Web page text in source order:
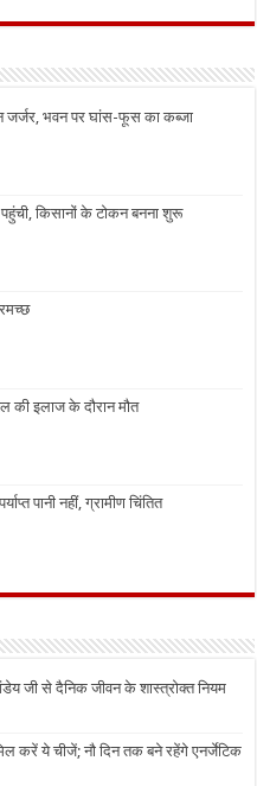
जर्जर, भवन पर घांस-फूस का कब्जा
किसानों के टोकन बनना शुरू
की इलाज के दौरान मौत
पानी नहीं, ग्रामीण चिंतित
जी से दैनिक जीवन के शास्त्रोक्त नियम
करें ये चीजें; नौ दिन तक बने रहेंगे एनर्जेटिक